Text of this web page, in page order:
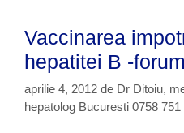
Vaccinarea
hepatitei B -forum
aprilie 4, 2012 de Dr Ditoiu,
hepatolog Bucuresti 0758 751